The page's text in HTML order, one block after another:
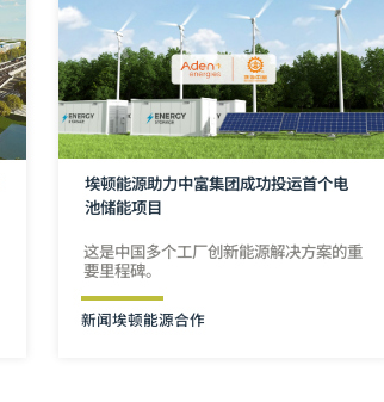
埃顿能源助力中富集团成功投运首个电
池储能项目
这是中国多个工厂创新能源解决方案的重
要里程碑。
新闻埃顿能源合作